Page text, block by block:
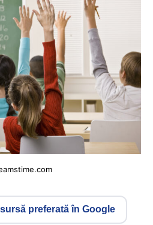
preferată în Google